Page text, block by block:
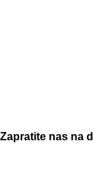
Zapratite nas na